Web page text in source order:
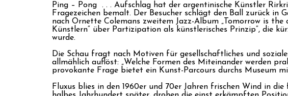
Ping – Pong ­­ . . . Aufschlag hat der argentinische Künstler
Fragezeichen bemalt. Der Besucher schlägt den Ball zurück
nach Ornette Colemans zweitem Jazz-Album „Tomorrow is
Künstlern“ über Partizipation als künstlerisches Prinzip“, die
wurde.
Die Schau fragt nach Motiven für gesellschaftliches und
allmählich auflöst: „Welche Formen des Miteinander werden
provokante Frage bietet ein Kunst-Parcours durchs Museum
Fluxus blies in den 1960er und 70er Jahren frischen Wind in